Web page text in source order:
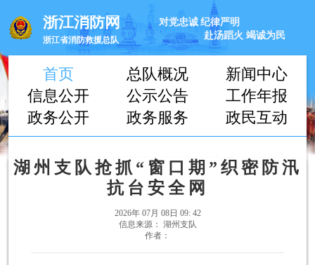
浙江消防网
浙江省消防救援总队
对党忠诚 纪律严明
赴汤蹈火 竭诚为民
首页 总队概况
新闻中心
信息公开
公示公告
工作年报
政务公开
政务服务 政民互动
湖州支队抢抓“窗口期”织密防汛
抗台安全网
2026年 07月 08日 09: 42
信息来源： 湖州支队
作者：